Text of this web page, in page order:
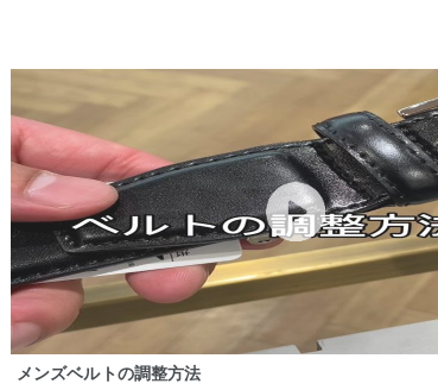
メンズベルトの調整方法